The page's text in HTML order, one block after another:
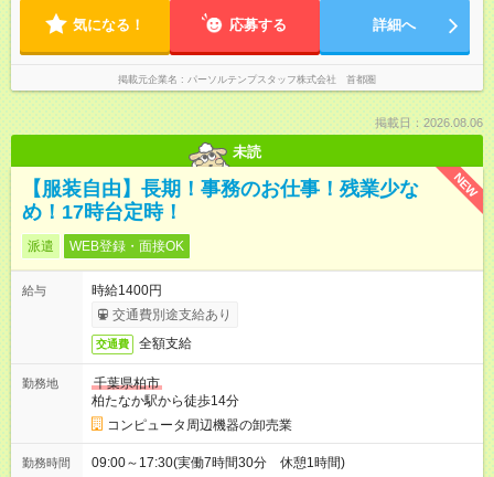
気になる！ 応募する 詳細へ
掲載元企業名 パーソルテンプスタッフ株式会社 首都圏
掲載日：2026.08.06
未読
NEW
【服装自由】長期！事務のお仕事！残業少な
め！17時台定時！
派遣 WEB登録・面接OK
給与
時給1400円
交通費別途支給あり
交通費 全額支給
勤務地
千葉県柏市
柏たなか駅から徒歩14分
コンピュータ周辺機器の卸売業
勤務時間 09:00～17:30(実働7時間30分 休憩1時間)